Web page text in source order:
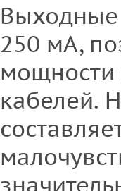
Выходные
250 мА,
мощности
кабелей.